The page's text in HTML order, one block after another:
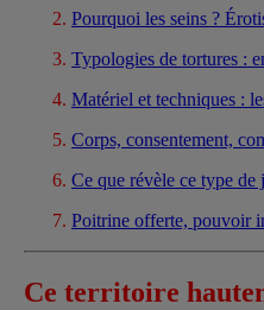
Pourquoi les seins ?
Typologies de tortures :
Matériel et techniques :
Corps, consentement,
Ce que révèle ce type de
Poitrine offerte, pouvoir
Ce territoire